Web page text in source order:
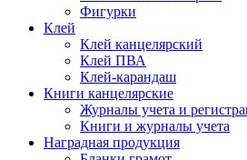
Фигурки
Клей
Клей канцелярский
Клей ПВА
Клей-карандаш
Книги канцелярские
Журналы учета и
Книги и журналы учета
Наградная продукция